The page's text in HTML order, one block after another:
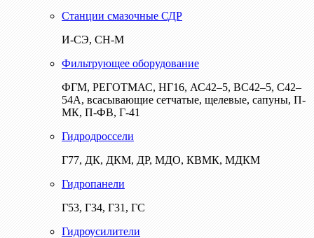
Станции смазочные СДР
И-СЭ, СН-М
Фильтрующее оборудование
ФГМ, РЕГОТМАС, НГ16, АС42–5, ВС42–5, С42–
54А, всасывающие сетчатые, щелевые, сапуны, П-
МК, П-ФВ, Г-41
Гидродроссели
Г77, ДК, ДКМ, ДР, МДО, КВМК, МДКМ
Гидропанели
Г53, Г34, Г31, ГС
Гидроусилители